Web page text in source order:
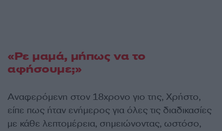
«Ρε μαμά, μήπως να το
αφήσουμε;»
Αναφερόμενη στον 18χρονο γιο της, Χρήστο,
είπε πως ήταν ενήμερος για όλες τις διαδικασίες
με κάθε λεπτομέρεια, σημειώνοντας, ωστόσο,